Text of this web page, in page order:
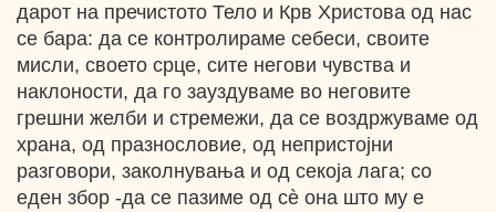
дарот на пречистото Тело и Крв Христова од нас
се бара: да се контролираме себеси, своите
мисли, своето срце, сите негови чувства и
наклоности, да го зауздуваме во неговите
грешни желби и стремежи, да се воздржуваме од
храна, од празнословие, од непристојни
разговори, заколнувања и од секоја лага; со
еден збор -да се пазиме од сè она што му е